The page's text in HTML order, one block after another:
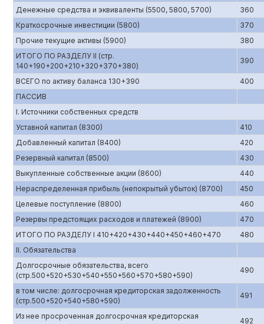
Денежные средства и эквиваленты (5500, 5800, 5700)
360
Краткосрочные инвестиции (5800)
370
Прочие текущие активы (5900)
380
ИТОГО ПО РАЗДЕЛУ II (стр.
140+190+200+210+320+370+380)
390
ВСЕГО по активу баланса 130+390
400
ПАССИВ
I. Источники собственных средств
Уставной капитал (8300)
410
Добавленный капитал (8400)
420
Резервный капитал (8500)
430
Выкупленные собственные акции (8600)
440
Нераспределенная прибыль (непокрытый убыток) (8700)
450
Целевые поступление (8800)
460
Резервы предстоящих расходов и платежей (8900)
470
ИТОГО ПО РАЗДЕЛУ I 410+420+430+440+450+460+470
480
II. Обязательства
Долгосрочные обязательства, всего
(стр.500+520+530+540+550+560+570+580+590)
490
в том числе: долгосрочная кредиторская задолженность
(стр.500+520+540+580+590)
491
Из нее просроченная долгосрочная кредиторская
492